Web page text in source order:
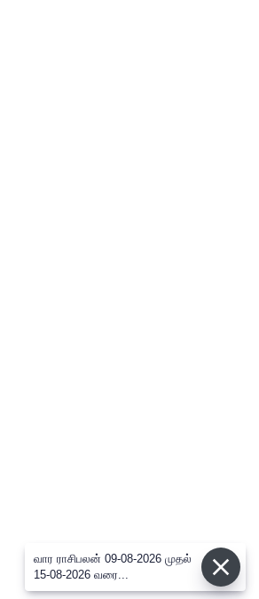
வார ராசிபலன் 09-08-2026 முதல்
15-08-2026 வரை...